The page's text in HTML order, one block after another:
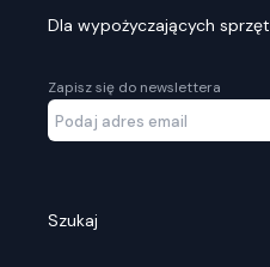
Dla wypożyczających sprzęt
Zapisz się do newslettera
Szukaj